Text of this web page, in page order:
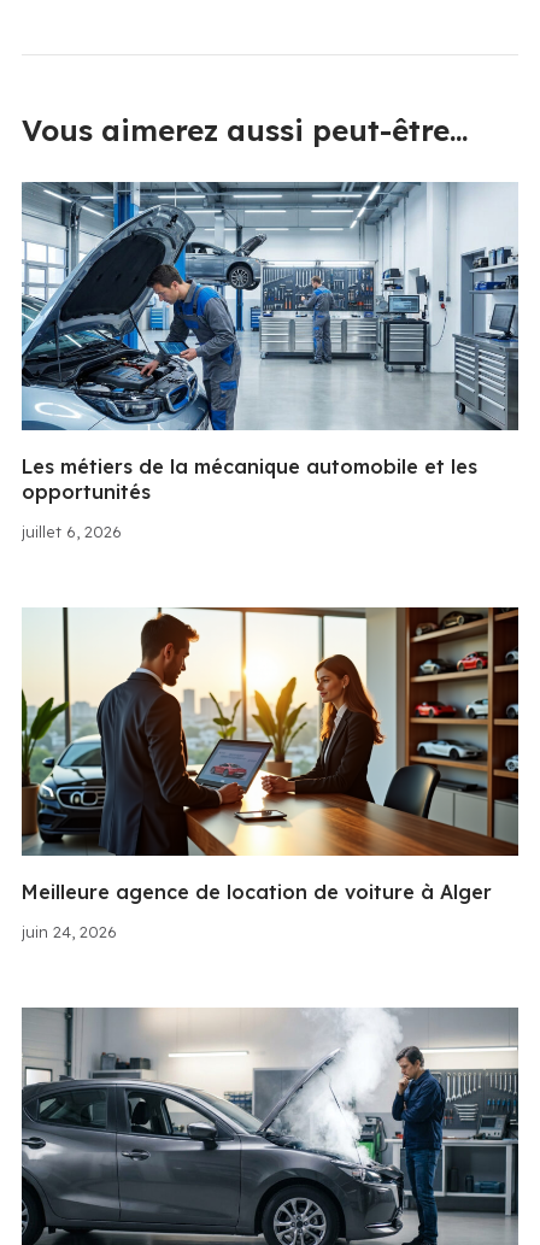
Vous aimerez aussi peut-être...
juillet 6, 2026
Les métiers de la mécanique automobile et les
opportunités
juin 24, 2026
Meilleure agence de location de voiture à Alger